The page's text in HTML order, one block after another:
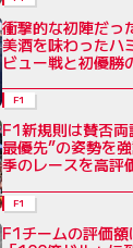
衝撃的な初陣だっ
美酒を味わったハ
ビュー戦と初優勝
F1
F1新規則は賛否
最優先”の姿勢を
季のレースを高評
F1
F1チームの評価